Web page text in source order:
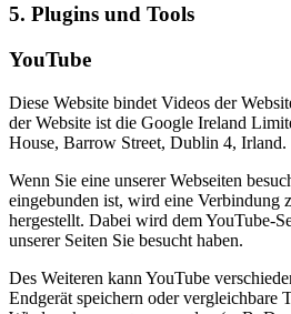
5. Plugins und Tools
YouTube
Diese Website bindet Videos der
der Website ist die Google Ireland
House, Barrow Street, Dublin 4, Irland.
Wenn Sie eine unserer Webseiten
eingebunden ist, wird eine Verbindung
hergestellt. Dabei wird dem YouTube-
unserer Seiten Sie besucht haben.
Des Weiteren kann YouTube
Endgerät speichern oder vergleichbare